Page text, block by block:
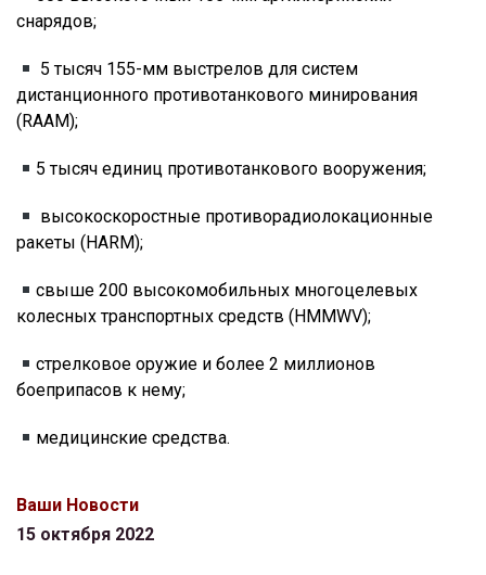
снарядов;
5 тысяч 155-мм выстрелов для систем
дистанционного противотанкового минирования
(RAAM);
5 тысяч единиц противотанкового вооружения;
высокоскоростные противорадиолокационные
ракеты (HARM);
свыше 200 высокомобильных многоцелевых
колесных транспортных средств (HMMWV);
стрелковое оружие и более 2 миллионов
боеприпасов к нему;
медицинские средства.
Ваши Новости
15 октября 2022